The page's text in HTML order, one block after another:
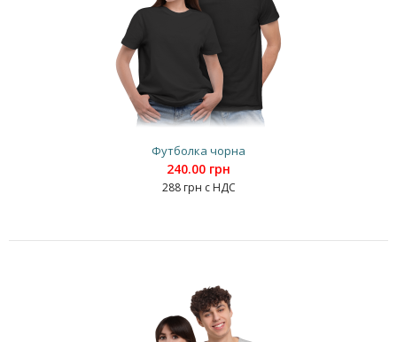
Футболка чорна
240.00 грн
288 грн с НДС